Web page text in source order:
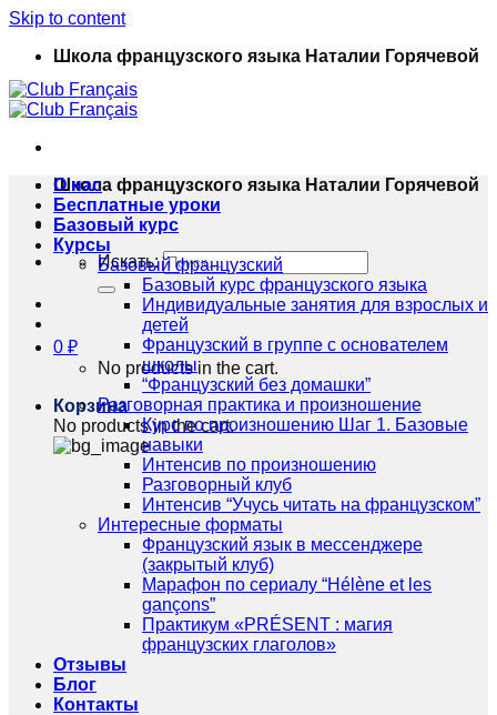
Skip to content
Школа французского языка Наталии Горячевой
Школа французского языка Наталии Горячевой
Искать:
0 ₽
No products in the cart.
Корзина
No products in the cart.
О нас
Бесплатные уроки
Базовый курс
Курсы
Базовый французский
Базовый курс французского языка
Индивидуальные занятия для взрослых и
детей
Французский в группе с основателем
школы
“Французский без домашки”
Разговорная практика и произношение
Курс по произношению Шаг 1. Базовые
навыки
Интенсив по произношению
Разговорный клуб
Интенсив “Учусь читать на французском”
Интересные форматы
Французский язык в мессенджере
(закрытый клуб)
Марафон по сериалу “Hélène et les
gançons”
Практикум «PRÉSENT : магия
французских глаголов»
Отзывы
Блог
Контакты